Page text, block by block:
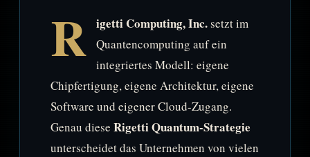
R igetti Computing, Inc.setzt im
Quantencomputing auf ein
integriertes Modell: eigene
Chipfertigung, eigene Architektur, eigene
Software und eigener Cloud-Zugang.
Genau diese Rigetti Quantum-Strategie
unterscheidet das Unternehmen von vielen